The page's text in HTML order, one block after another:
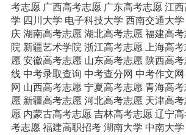
考志愿 广西高考志愿 广东高考志愿 江西
学 四川大学 电子科技大学 西南交通大学
庆 湖南高考志愿 湖北高考志愿 福建高考
院 新疆艺术学院 浙江高考志愿 上海高考
愿 安徽高考志愿 山东高考志愿 陕西高
线 中考录取查询 中考查分网 中考作文网
网 山西高考志愿 宁夏高考志愿 青海高考
愿 新疆高考志愿 河北高考志愿 天津高考
愿 内蒙古高考志愿 吉林高考志愿 辽宁
考志愿 福建高职招考 湖南大学 中南大学